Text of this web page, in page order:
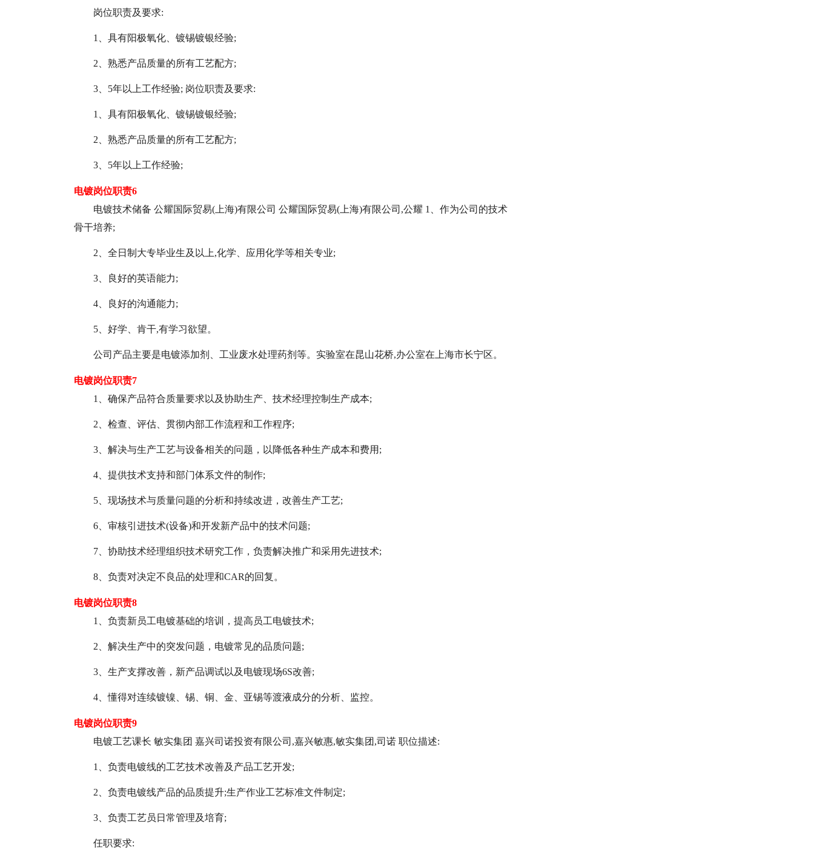
岗位职责及要求:
1、具有阳极氧化、镀锡镀银经验;
2、熟悉产品质量的所有工艺配方;
3、5年以上工作经验; 岗位职责及要求:
1、具有阳极氧化、镀锡镀银经验;
2、熟悉产品质量的所有工艺配方;
3、5年以上工作经验;
电镀岗位职责6
电镀技术储备 公耀国际贸易(上海)有限公司 公耀国际贸易(上海)有限公司,公耀 1、作为公司的技术
骨干培养;
2、全日制大专毕业生及以上,化学、应用化学等相关专业;
3、良好的英语能力;
4、良好的沟通能力;
5、好学、肯干,有学习欲望。
公司产品主要是电镀添加剂、工业废水处理药剂等。实验室在昆山花桥,办公室在上海市长宁区。
电镀岗位职责7
1、确保产品符合质量要求以及协助生产、技术经理控制生产成本;
2、检查、评估、贯彻内部工作流程和工作程序;
3、解决与生产工艺与设备相关的问题，以降低各种生产成本和费用;
4、提供技术支持和部门体系文件的制作;
5、现场技术与质量问题的分析和持续改进，改善生产工艺;
6、审核引进技术(设备)和开发新产品中的技术问题;
7、协助技术经理组织技术研究工作，负责解决推广和采用先进技术;
8、负责对决定不良品的处理和CAR的回复。
电镀岗位职责8
1、负责新员工电镀基础的培训，提高员工电镀技术;
2、解决生产中的突发问题，电镀常见的品质问题;
3、生产支撑改善，新产品调试以及电镀现场6S改善;
4、懂得对连续镀镍、锡、铜、金、亚锡等渡液成分的分析、监控。
电镀岗位职责9
电镀工艺课长 敏实集团 嘉兴司诺投资有限公司,嘉兴敏惠,敏实集团,司诺 职位描述:
1、负责电镀线的工艺技术改善及产品工艺开发;
2、负责电镀线产品的品质提升;生产作业工艺标准文件制定;
3、负责工艺员日常管理及培育;
任职要求: